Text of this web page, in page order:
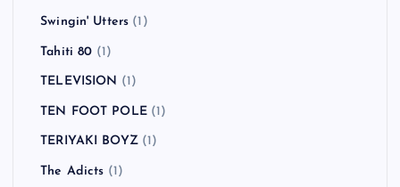
Swingin' Utters (1)
Tahiti 80 (1)
TELEVISION (1)
TEN FOOT POLE(1)
TERIYAKI BOYZ(1)
The Adicts (1)